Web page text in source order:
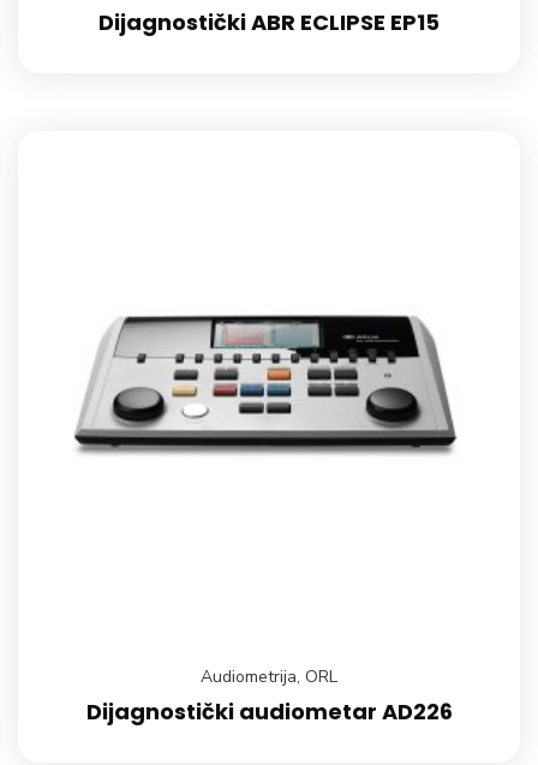
Dijagnostički ABR ECLIPSE EP15
Audiometrija, ORL
Dijagnostički audiometar AD226